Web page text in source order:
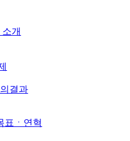
개
결과
표ㆍ연혁